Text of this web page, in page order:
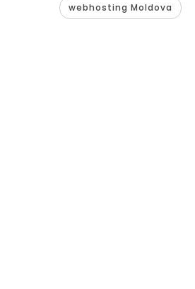
webhosting Moldova